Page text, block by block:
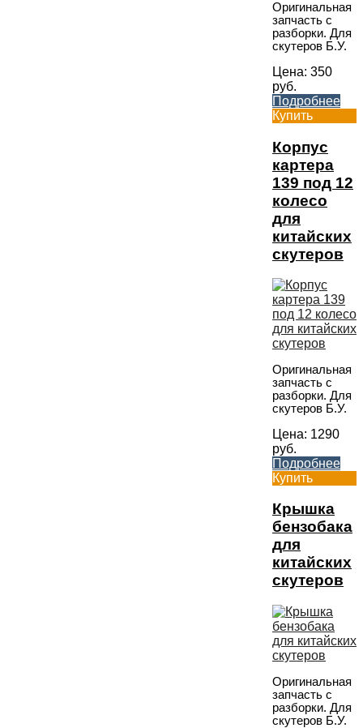
Оригинальная
запчасть с
разборки. Для
скутеров Б.У.
Цена: 350
руб.
Подробнее
Купить
Корпус
картера
139 под 12
колесо
для
китайских
скутеров
Оригинальная
запчасть с
разборки. Для
скутеров Б.У.
Цена: 1290
руб.
Подробнее
Купить
Крышка
бензобака
для
китайских
скутеров
Оригинальная
запчасть с
разборки. Для
скутеров Б.У.